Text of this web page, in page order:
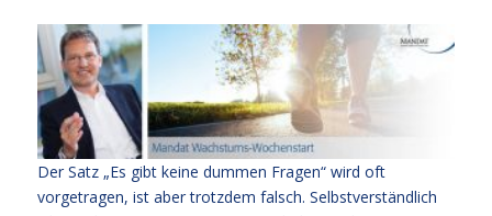
Der Satz „Es gibt keine dummen Fragen“ wird oft
vorgetragen, ist aber trotzdem falsch. Selbstverständlich